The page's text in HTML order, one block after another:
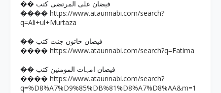
�� فیضان علی المرتضی کتب
���� https://www.ataunnabi.com/search?
q=Ali+ul+Murtaza
�� فیضان خاتون جنت کتب
���� https://www.ataunnabi.com/search?q=Fatima
�� فیضان امہات المومنین کتب
���� https://www.ataunnabi.com/search?
q=%D8%A7%D9%85%DB%81%D8%A7%D8%AA&m=1